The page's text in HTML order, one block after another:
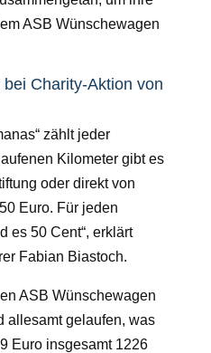
ASB Wünschewagen
Charity-Aktion von
zählt jeder
Kilometer gibt es
oder direkt von
Euro. Für jeden
es 50 Cent“, erklärt
Fabian Biastoch.
ASB Wünschewagen
allesamt gelaufen, was
Euro insgesamt 1226